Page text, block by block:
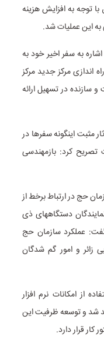
توجه به افزایش هزینه
این عملیات شد.
به سفر اخیر خود به
اندازی مرکز جدید مرکز
سازنده در تسهیل ارائه
مثبت اینگونه سفرها در
کرد: بازمهندسی
حج در ارتباط برخط از
دستگاههای ذی
عملکرد سازمان حج
زائر و امور گم شدگان
از امکانات نرم افزار
شد و توسعه ظرفیت این
کار قرار دارد.